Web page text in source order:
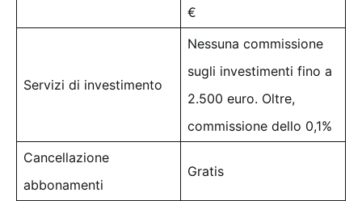
€
Servizi di investimento
Nessuna commissione
sugli investimenti fino a
2.500 euro. Oltre,
commissione dello 0,1%
Cancellazione
abbonamenti
Gratis